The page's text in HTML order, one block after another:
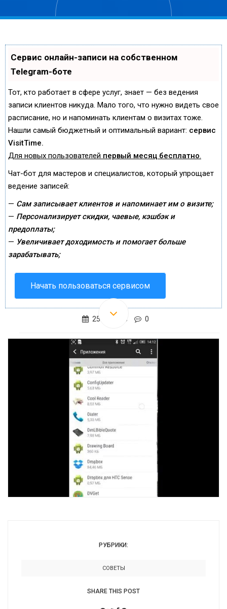
Сервис онлайн-записи на собственном
Telegram-боте
Тот, кто работает в сфере услуг, знает — без ведения
записи клиентов никуда. Мало того, что нужно видеть свое
расписание, но и напоминать клиентам о визитах тоже.
Нашли самый бюджетный и оптимальный вариант: сервис
VisitTime.
Для новых пользователей первый месяц бесплатно.
Чат-бот для мастеров и специалистов, который упрощает
ведение записей:
— Сам записывает клиентов и напоминает им о визите;
— Персонализирует скидки, чаевые, кэшбэк и
предоплаты;
— Увеличивает доходимость и помогает больше
зарабатывать;
Начать пользоваться сервисом
25.07.2015 0
РУБРИКИ:
СОВЕТЫ
SHARE THIS POST